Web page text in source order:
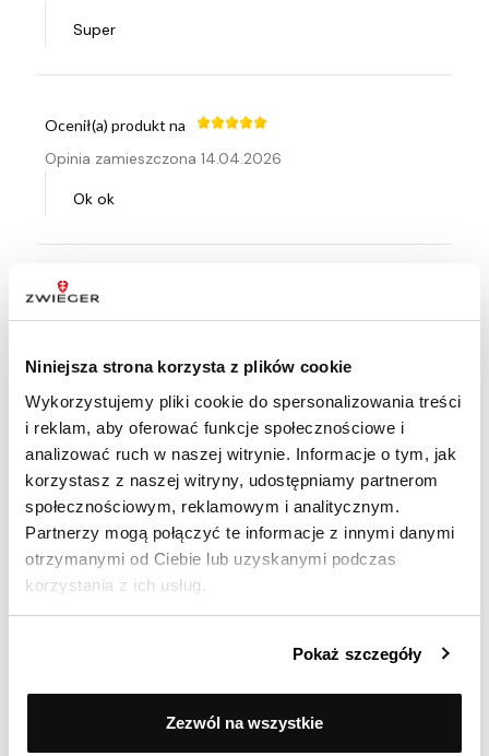
Niniejsza strona korzysta z plików cookie
Wykorzystujemy pliki cookie do spersonalizowania treści
i reklam, aby oferować funkcje społecznościowe i
analizować ruch w naszej witrynie. Informacje o tym, jak
korzystasz z naszej witryny, udostępniamy partnerom
społecznościowym, reklamowym i analitycznym.
Partnerzy mogą połączyć te informacje z innymi danymi
otrzymanymi od Ciebie lub uzyskanymi podczas
korzystania z ich usług.
Pokaż szczegóły
Zezwól na wszystkie
Super
Ocenił(a) produkt na
Opinia zamieszczona 14.04.2026
Ok ok
Ocenił(a) produkt na
Opinia zamieszczona 31.03.2026
Najlepsza jaką miałam
Ocenił(a) produkt na
Opinia zamieszczona 23.03.2026
Sprawdza się. Pełne zadowolenie